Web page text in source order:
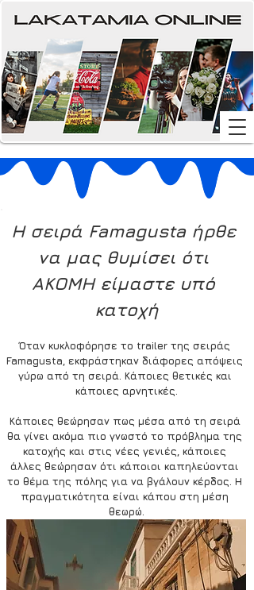
Η σειρά Famagusta ήρθε
να μας θυμίσει ότι
ΑΚΟΜΗ είμαστε υπό
κατοχή
Όταν κυκλοφόρησε το trailer της σειράς
Famagusta, εκφράστηκαν διάφορες απόψεις
γύρω από τη σειρά. Κάποιες θετικές και
κάποιες αρνητικές.
Κάποιες θεώρησαν πως μέσα από τη σειρά
θα γίνει ακόμα πιο γνωστό το πρόβλημα της
κατοχής και στις νέες γενιές, κάποιες
άλλες θεώρησαν ότι κάποιοι καπηλεύονται
το θέμα της πόλης για να βγάλουν κέρδος. Η
πραγματικότητα είναι κάπου στη μέση
θεωρώ.